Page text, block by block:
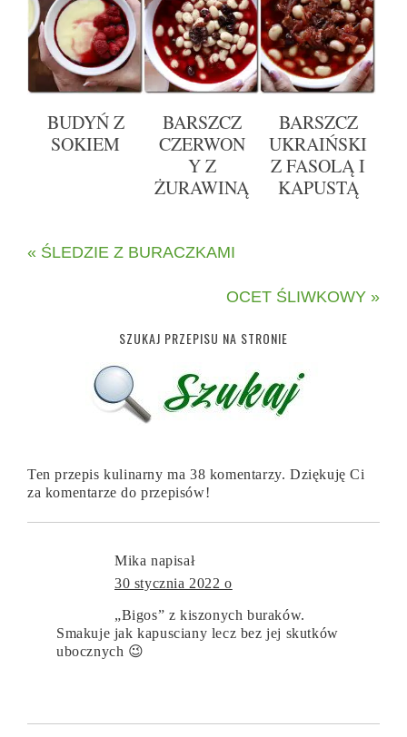
BUDYŃ Z
SOKIEM
BARSZCZ
CZERWON
Y Z
ŻURAWINĄ
BARSZCZ
UKRAIŃSKI
Z FASOLĄ I
KAPUSTĄ
« ŚLEDZIE Z BURACZKAMI
OCET ŚLIWKOWY »
SZUKAJ PRZEPISU NA STRONIE
Ten przepis kulinarny ma 38 komentarzy. Dziękuję Ci
za komentarze do przepisów!
Mika napisał
30 stycznia 2022 o
„Bigos” z kiszonych buraków.
Smakuje jak kapusciany lecz bez jej skutków
ubocznych 😉